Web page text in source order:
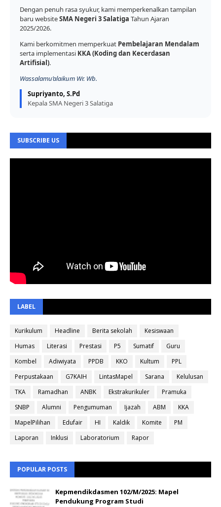
Dengan penuh rasa syukur, kami memperkenalkan tampilan
baru websiteSMA Negeri 3 Salatiga Tahun Ajaran
2025/2026.
Kami berkomitmen memperkuat Pembelajaran Mendalam
serta implementasi KKA (Koding dan Kecerdasan
Artifisial).
Wassalamu’alaikum Wr. Wb.
Supriyanto, S.Pd
Kepala SMA Negeri 3 Salatiga
SUBSCRIBE US
LABEL
Kurikulum Headline Berita sekolah
Kesiswaan
Humas
Literasi Prestasi P5 Sumatif
Guru
Kombel
Adiwiyata PPDB KKO Kultum
PPL
Perpustakaan
G7KAIH LintasMapel Sarana
Kelulusan
TKA
Ramadhan ANBK Ekstrakurikuler
Pramuka
SNBP
Alumni Pengumuman Ijazah ABM
KKA
MapelPilihan
Edufair HI Kaldik Komite
PM
Laporan
Inklusi Laboratorium Rapor
POPULAR POSTS
Kepmendikdasmen 102/M/2025: Mapel
Pendukung Program Studi